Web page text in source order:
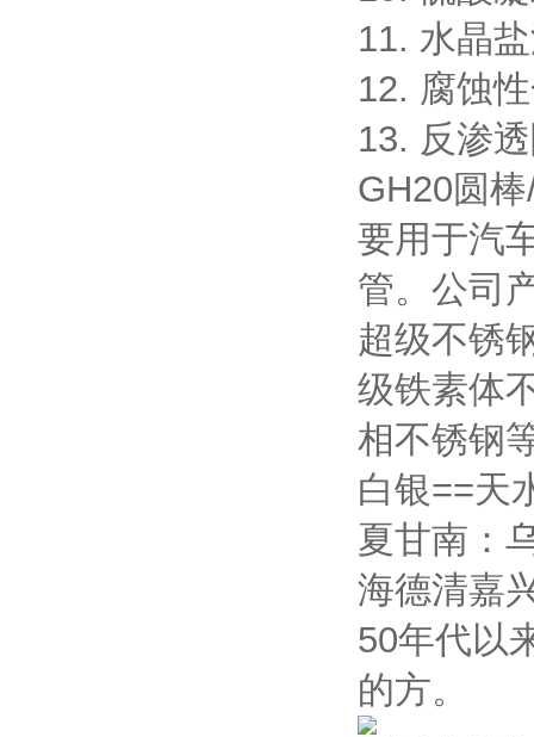
11. 水晶
12. 腐蚀
13. 反渗
GH20圆
要用于汽
管。公司
超级不锈
级铁素体
相不锈钢
白银==天
夏甘南：
海德清嘉
50年代以
的方。